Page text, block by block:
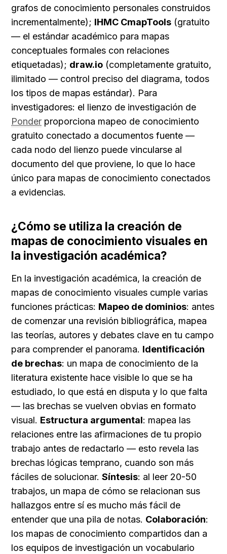
grafos de conocimiento personales construidos
incrementalmente); IHMC CmapTools (gratuito
— el estándar académico para mapas
conceptuales formales con relaciones
etiquetadas); draw.io (completamente gratuito,
ilimitado — control preciso del diagrama, todos
los tipos de mapas estándar). Para
Ponder proporciona mapeo de conocimiento
gratuito conectado a documentos fuente —
cada nodo del lienzo puede vincularse al
documento del que proviene, lo que lo hace
único para mapas de conocimiento conectados
a evidencias.
¿Cómo se utiliza la creación de
mapas de conocimiento visuales en
la investigación académica?
En la investigación académica, la creación de
mapas de conocimiento visuales cumple varias
funciones prácticas: Mapeo de dominios: antes
de comenzar una revisión bibliográfica, mapea
las teorías, autores y debates clave en tu campo
para comprender el panorama. Identificación
de brechas: un mapa de conocimiento de la
literatura existente hace visible lo que se ha
estudiado, lo que está en disputa y lo que falta
— las brechas se vuelven obvias en formato
visual. Estructura argumental: mapea las
relaciones entre las afirmaciones de tu propio
trabajo antes de redactarlo — esto revela las
brechas lógicas temprano, cuando son más
fáciles de solucionar. Síntesis: al leer 20-50
trabajos, un mapa de cómo se relacionan sus
hallazgos entre sí es mucho más fácil de
entender que una pila de notas. Colaboración:
los mapas de conocimiento compartidos dan a
los equipos de investigación un vocabulario